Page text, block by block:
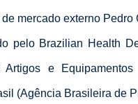
mercado externo Pedro
pelo Brazilian Health
e
(Agência Brasileira de